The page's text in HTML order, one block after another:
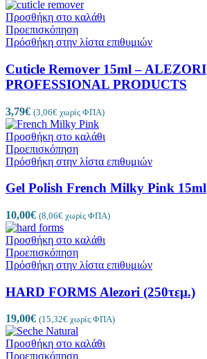
Προσθήκη στο καλάθι
Προεπισκόπηση
Πρόσθήκη στην λίστα επιθυμιών
Cuticle Remover 15ml – ALEZORI
PROFESSIONAL PRODUCTS
3,79€ (3,06€ χωρίς ΦΠΑ)
Προσθήκη στο καλάθι
Προεπισκόπηση
Πρόσθήκη στην λίστα επιθυμιών
Gel Polish French Milky Pink 15ml
10,00€ (8,06€ χωρίς ΦΠΑ)
Προσθήκη στο καλάθι
Προεπισκόπηση
Πρόσθήκη στην λίστα επιθυμιών
HARD FORMS Alezori (250τεμ.)
19,00€ (15,32€ χωρίς ΦΠΑ)
Προσθήκη στο καλάθι
Προεπισκόπηση